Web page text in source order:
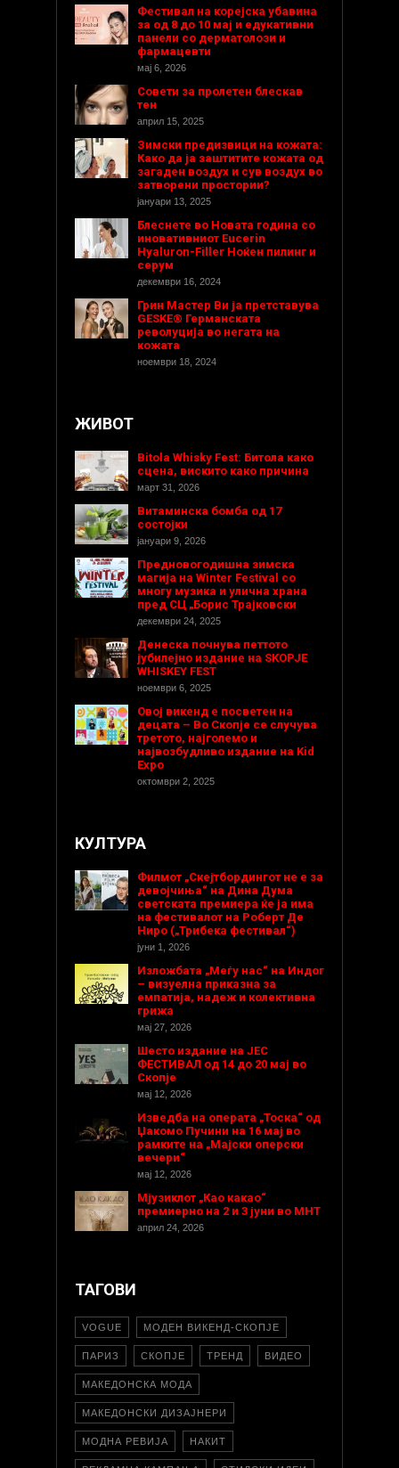
Фестивал на корејска убавина
за од 8 до 10 мај и едукативни
панели со дерматолози и
фармацевти
мај 6, 2026
Совети за пролетен блескав
тен
април 15, 2025
Зимски предизвици на кожата:
Како да ја заштитите кожата од
загаден воздух и сув воздух во
затворени простории?
јануари 13, 2025
Блеснете во Новата година со
иновативниот Eucerin
Hyaluron-Filler Ноќен пилинг и
серум
декември 16, 2024
Грин Мастер Ви ја претставува
GESKE® Германската
револуција во негата на
кожата
ноември 18, 2024
ЖИВОТ
Bitola Whisky Fest: Битола како
сцена, вискито како причина
март 31, 2026
Витаминска бомба од 17
состојки
јануари 9, 2026
Предновогодишнa зимска
магија на Winter Festival со
многу музика и улична храна
пред СЦ „Борис Трајковски
декември 24, 2025
Денеска почнува петтото
јубилејно издание на SKOPJE
WHISKEY FEST
ноември 6, 2025
Овој викенд е посветен на
децата – Во Скопје се случува
третото, најголемо и
највозбудливо издание на Kid
Expo
октомври 2, 2025
КУЛТУРА
Филмот „Скејтбордингот не е за
девојчиња“ на Дина Дума
светската премиера ќе ја има
на фестивалот на Роберт Де
Ниро („Трибека фестивал“)
јуни 1, 2026
Изложбата „Меѓу нас“ на Индог
– визуелна приказна за
емпатија, надеж и колективна
грижа
мај 27, 2026
Шесто издание на ЈЕС
ФЕСТИВАЛ од 14 до 20 мај во
Скопје
мај 12, 2026
Изведба на операта „Тоска“ од
Џакомо Пучини на 16 мај во
рамките на „Мајски оперски
вечери“
мај 12, 2026
Мјузиклот „Као какао“
премиерно на 2 и 3 јуни во МНТ
април 24, 2026
ТАГОВИ
VOGUE МОДЕН ВИКЕНД-СКОПЈЕ
ПАРИЗ СКОПЈЕ ТРЕНД ВИДЕО
МАКЕДОНСКА МОДА
МАКЕДОНСКИ ДИЗАЈНЕРИ
МОДНА РЕВИЈА НАКИТ